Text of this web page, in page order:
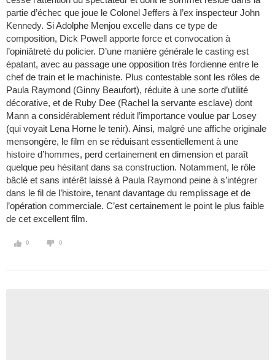
partie d’échec que joue le Colonel Jeffers à l’ex inspecteur John
Kennedy. Si Adolphe Menjou excelle dans ce type de
composition, Dick Powell apporte force et convocation à
l’opiniâtreté du policier. D’une manière générale le casting est
épatant, avec au passage une opposition très fordienne entre le
chef de train et le machiniste. Plus contestable sont les rôles de
Paula Raymond (Ginny Beaufort), réduite à une sorte d’utilité
décorative, et de Ruby Dee (Rachel la servante esclave) dont
Mann a considérablement réduit l’importance voulue par Losey
(qui voyait Lena Horne le tenir). Ainsi, malgré une affiche originale
mensongère, le film en se réduisant essentiellement à une
histoire d’hommes, perd certainement en dimension et paraît
quelque peu hésitant dans sa construction. Notamment, le rôle
bâclé et sans intérêt laissé à Paula Raymond peine à s’intégrer
dans le fil de l’histoire, tenant davantage du remplissage et de
l’opération commerciale. C’est certainement le point le plus faible
de cet excellent film.
0 0